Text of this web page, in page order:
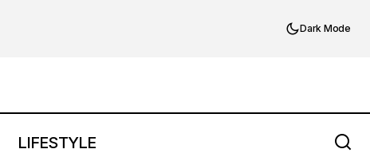
Dark Mode
LIFESTYLE